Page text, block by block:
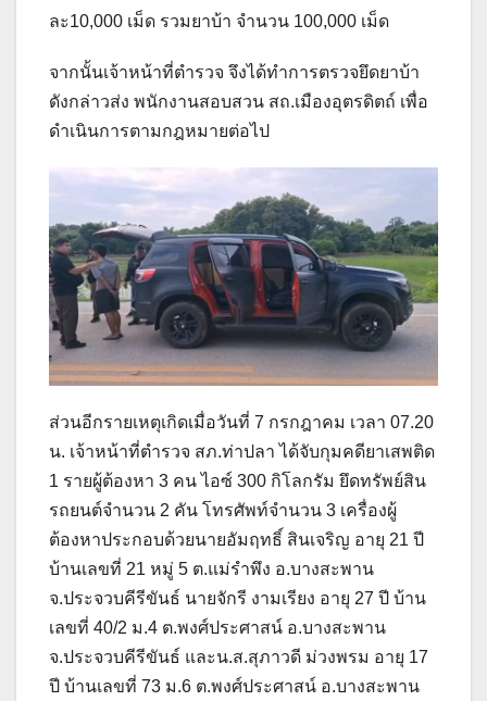
ละ10,000 เม็ด รวมยาบ้า จำนวน 100,000 เม็ด
จากนั้นเจ้าหน้าที่ตำรวจ จึงได้ทำการตรวจยึดยาบ้า
ดังกล่าวส่ง พนักงานสอบสวน สถ.เมืองอุตรดิตถ์ เพื่อ
ดำเนินการตามกฎหมายต่อไป
ส่วนอีกรายเหตุเกิดเมื่อวันที่ 7 กรกฎาคม เวลา 07.20
น. เจ้าหน้าที่ตำรวจ สภ.ท่าปลา ได้จับกุมคดียาเสพติด
1 รายผู้ต้องหา 3 คน ไอซ์ 300 กิโลกรัม ยึดทรัพย์สิน
รถยนต์จำนวน 2 คัน โทรศัพท์จำนวน 3 เครื่องผู้
ต้องหาประกอบด้วยนายอัมฤทธิ์ สินเจริญ อายุ 21 ปี
บ้านเลขที่ 21 หมู่ 5 ต.แม่รำพึง อ.บางสะพาน
จ.ประจวบคีรีขันธ์ นายจักรี งามเรียง อายุ 27 ปี บ้าน
เลขที่ 40/2 ม.4 ต.พงศ์ประศาสน์ อ.บางสะพาน
จ.ประจวบคีรีขันธ์ และน.ส.สุภาวดี ม่วงพรม อายุ 17
ปี บ้านเลขที่ 73 ม.6 ต.พงศ์ประศาสน์ อ.บางสะพาน